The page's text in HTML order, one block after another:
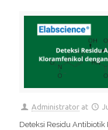
Administrator at
Deteksi Residu